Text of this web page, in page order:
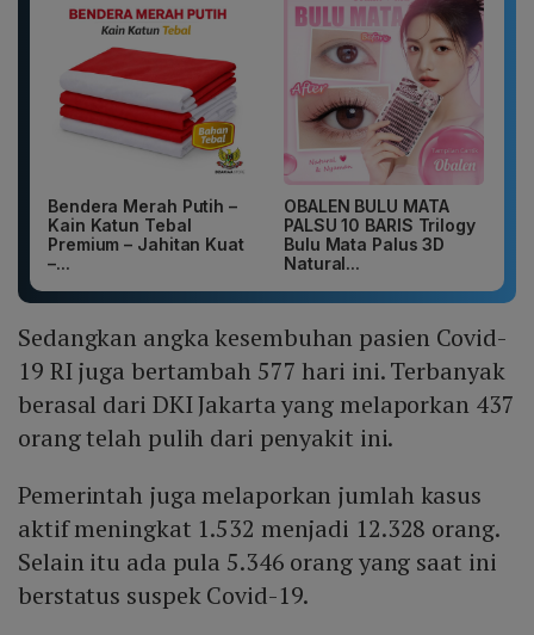
Bendera Merah Putih –
Kain Katun Tebal
Premium – Jahitan Kuat
–...
OBALEN BULU MATA
PALSU 10 BARIS Trilogy
Bulu Mata Palus 3D
Natural...
Sedangkan angka kesembuhan pasien Covid-
19 RI juga bertambah 577 hari ini. Terbanyak
berasal dari DKI Jakarta yang melaporkan 437
orang telah pulih dari penyakit ini.
Pemerintah juga melaporkan jumlah kasus
aktif meningkat 1.532 menjadi 12.328 orang.
Selain itu ada pula 5.346 orang yang saat ini
berstatus suspek Covid-19.